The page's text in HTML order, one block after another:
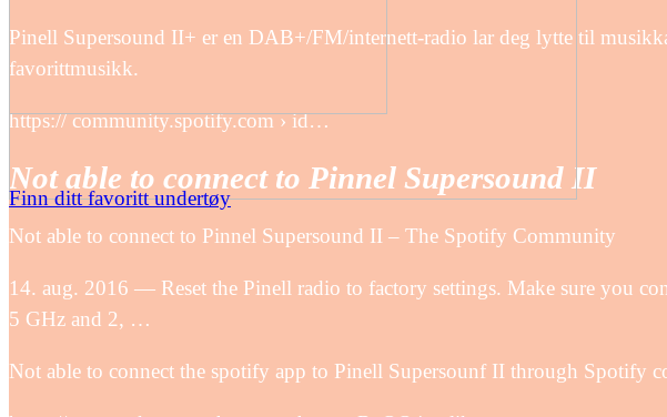
Finn ditt favoritt undertøy
Pinell Supersound II+ er en DAB+/FM/internett-radio lar deg lytte til
favorittmusikk.
https:// community.spotify.com › id…
Not able to connect to Pinnel Supersound II
Not able to connect to Pinnel Supersound II – The Spotify Community
14. aug. 2016 — Reset the Pinell radio to factory settings. Make sure you
5 GHz and 2, …
Not able to connect the spotify app to Pinell Supersounf II through Spotify